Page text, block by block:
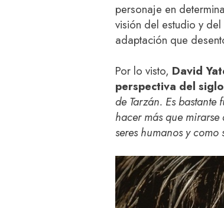
personaje en
visión del estudio y
adaptación que
Por lo visto, David
perspectiva del
de Tarzán. Es
hacer más que
seres humanos y